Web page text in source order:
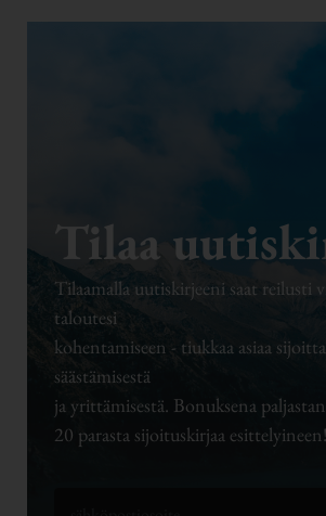
Tilaa
Tilaamalla uutiskirjeeni saat reilusti
taloutesi
kohentamiseen - tiukkaa asiaa
säästämisestä
ja yrittämisestä. Bonuksena
20 parasta sijoituskirjaa esittelyineen!